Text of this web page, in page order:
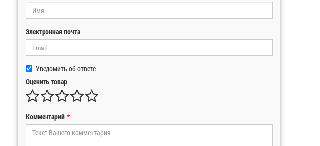
Электронная почта
Уведомить об ответе
Оценить товар
Комментарий *